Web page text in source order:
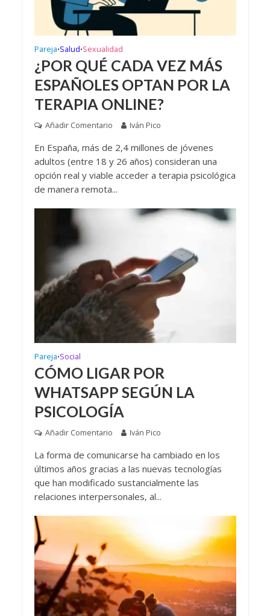
Pareja•Salud•Sexualidad
¿POR QUÉ CADA VEZ MÁS
ESPAÑOLES OPTAN POR LA
TERAPIA ONLINE?
Añadir Comentario Iván Pico
En España, más de 2,4 millones de jóvenes
adultos (entre 18 y 26 años) consideran una
opción real y viable acceder a terapia psicológica
de manera remota...
Pareja•Social
CÓMO LIGAR POR
WHATSAPP SEGÚN LA
PSICOLOGÍA
Añadir Comentario Iván Pico
La forma de comunicarse ha cambiado en los
últimos años gracias a las nuevas tecnologías
que han modificado sustancialmente las
relaciones interpersonales, al...